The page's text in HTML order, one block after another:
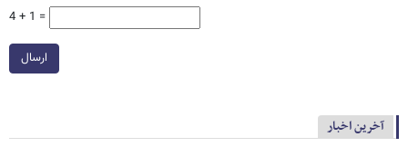
4 + 1 =
ارسال
آخرین اخبار